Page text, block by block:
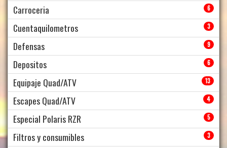
Carroceria 6
Cuentaquilometros 3
Defensas 9
Depositos 6
Equipaje Quad/ATV 13
Escapes Quad/ATV 4
Especial Polaris RZR 5
Filtros y consumibles 3